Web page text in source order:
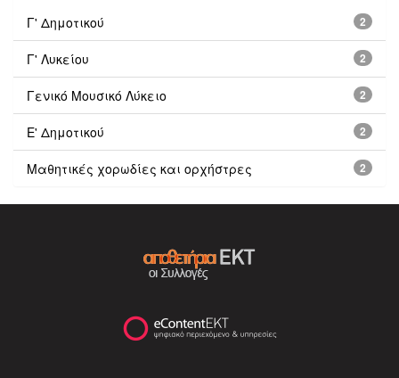
2
Γ' Δημοτικού
2
Γ' Λυκείου
2
Γενικό Μουσικό Λύκειο
2
Ε' Δημοτικού
2
Μαθητικές χορωδίες και ορχήστρες